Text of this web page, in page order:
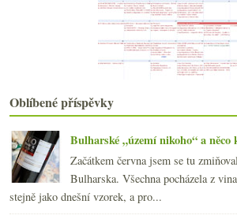
►2018(240)
►2017(240)
►2016(250)
►2015(251)
►2014(254)
► 2013 (249)
2012
Oblíbené příspěvky
Bulharské „území nikoho“ a něco
Začátkem června jsem se tu
Bulharska. Všechna pocházela z
stejně jako dnešní vzorek, a pro...